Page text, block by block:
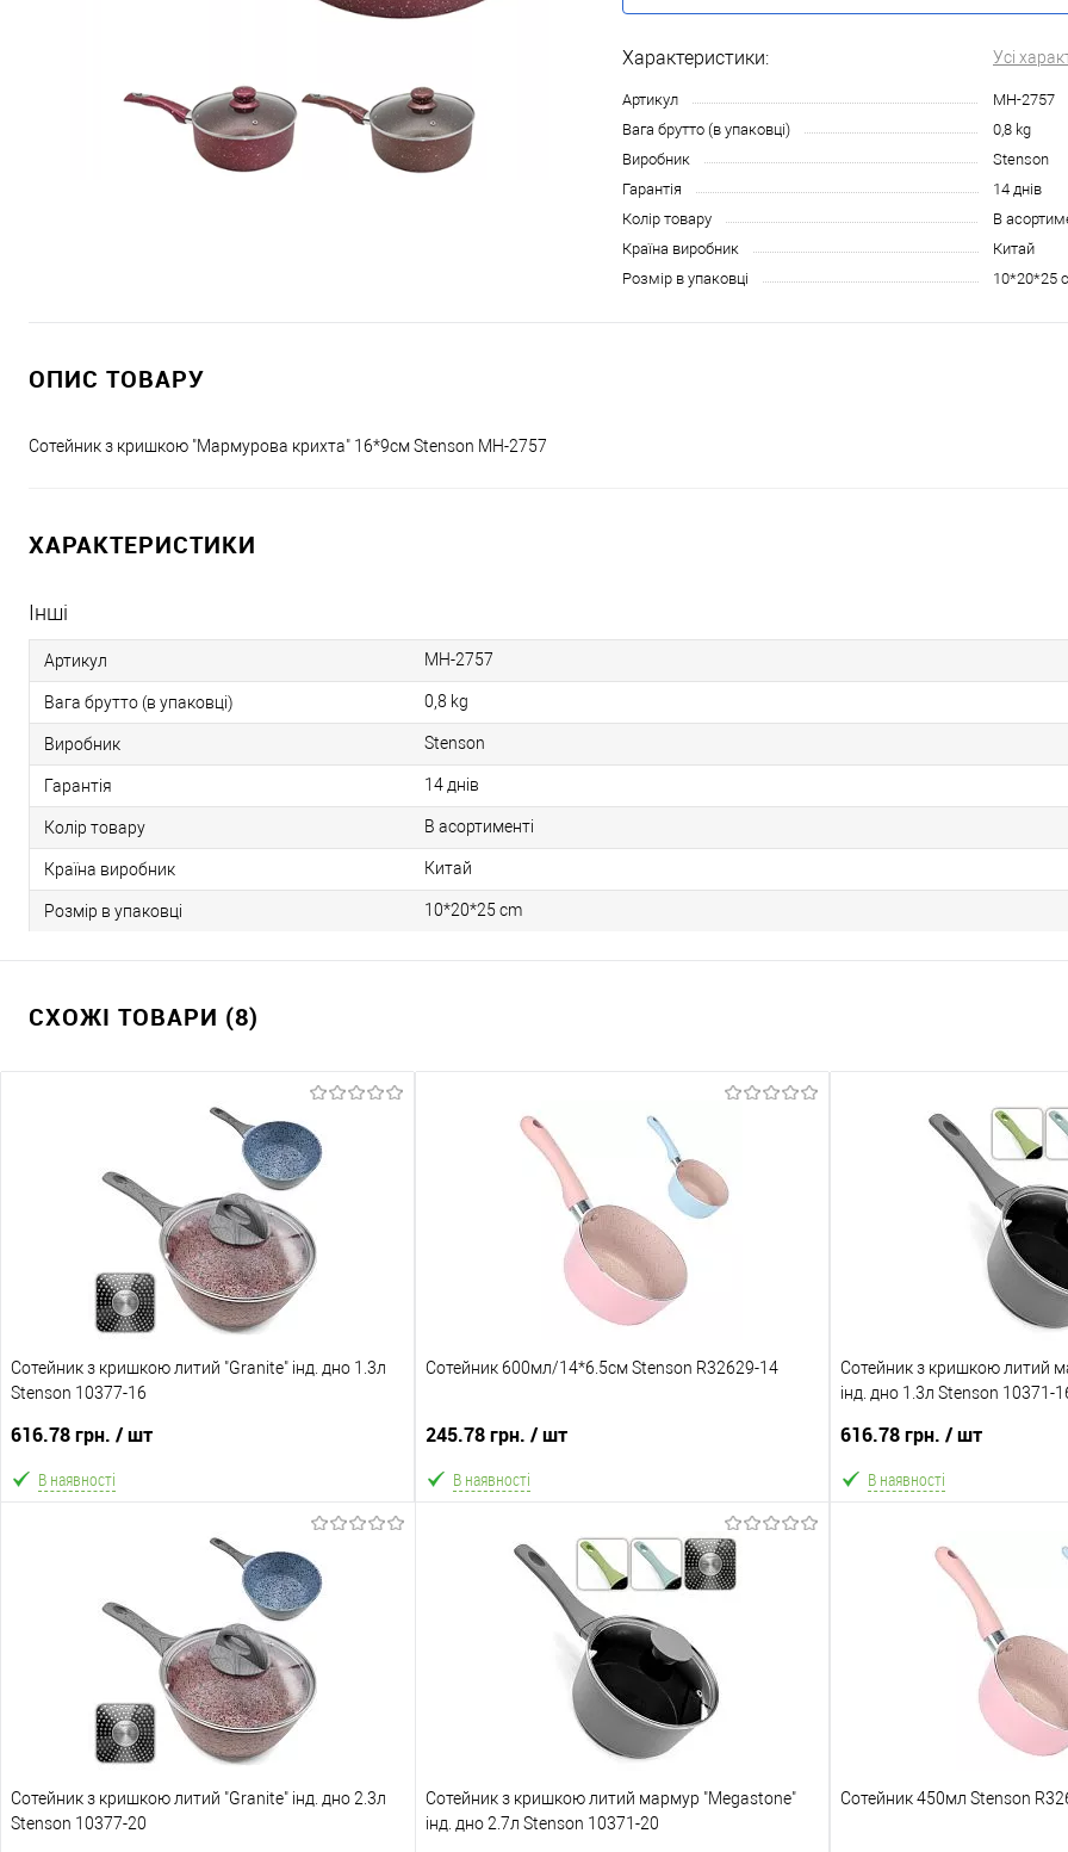
Характеристики: Усі
Артикул
MH-2757
Вага брутто (в упаковці)
0,8 kg
Виробник
Stenson
Гарантія
14 днів
Колір товару
В
Країна виробник
Китай
Розмір в упаковці
10*20*25
ОПИС ТОВАРУ
Сотейник з кришкою "Мармурова крихта" 16*9см Stenson MH-2757
ХАРАКТЕРИСТИКИ
Інші
Артикул MH-2757
Вага брутто (в упаковці) 0,8 kg
Виробник Stenson
Гарантія 14 днів
Колір товару В асортименті
Країна виробник Китай
Розмір в упаковці 10*20*25 cm
СХОЖІ ТОВАРИ (8)
Сотейник з кришкою литий "Granite" інд. дно 1.3л
Stenson 10377-16
616.78 грн. / шт
В наявності
В кошик
Порівняння
Доставка/Оплата
Відправка тільки Новою поштою протягом 2-5 днів
після повної передоплати (упаковку оплачує
Сотейник 600мл/14*6.5см Stenson R32629-14
245.78 грн. / шт
В наявності
В кошик
Порівняння
Відправка тільки Новою поштою протягом 2-5 днів
після повної передоплати (упаковку оплачує
Сотейник з кришкою литий
інд. дно 1.3л Stenson 10371-
616.78 грн. / шт
В наявності
В
Відправка тільки Новою
Сотейник з кришкою литий "Granite" інд. дно 2.3л
Stenson 10377-20
Сотейник з кришкою литий мармур "Megastone"
інд. дно 2.7л Stenson 10371-20
Сотейник 450мл Stenson